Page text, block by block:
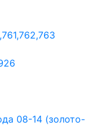
08-14 (золото-